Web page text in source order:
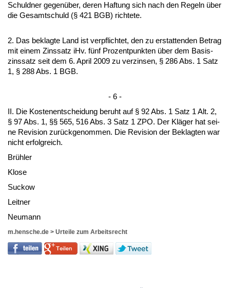
Schuld­ner ge­genüber, de­ren Haf­tung sich nach den Re­geln über
die Ge­samt­schuld (§ 421 BGB) rich­te­te.
2. Das be­klag­te Land ist ver­pflich­tet, den zu er­stat­ten­den Be­trag
mit ei­nem Zins­satz iHv. fünf Pro­zent­punk­ten über dem Ba­sis­
zins­satz seit dem 6. April 2009 zu ver­zin­sen, § 286 Abs. 1 Satz
1, § 288 Abs. 1 BGB.
- 6 -
II. Die Kos­ten­ent­schei­dung be­ruht auf § 92 Abs. 1 Satz 1 Alt. 2,
§ 97 Abs. 1, §§ 565, 516 Abs. 3 Satz 1 ZPO. Der Kläger hat sei­
ne Re­vi­si­on zurück­ge­nom­men. Die Re­vi­si­on der Be­klag­ten war
nicht er­folg­reich.
Brühler
Klo­se
Suckow
Leit­ner
Neu­mann
m.hensche.de > Urteile zum Arbeitsrecht